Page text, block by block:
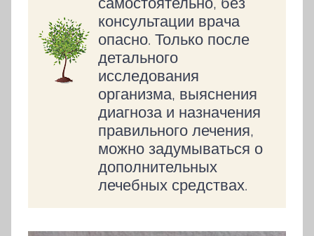
консультации врача
опасно. Только после
детального
исследования
организма, выяснения
диагноза и назначения
правильного лечения,
можно задумываться о
дополнительных
лечебных средствах.